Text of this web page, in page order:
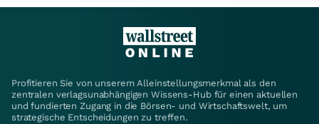
Profitieren Sie von unserem Alleinstellungsmerkmal als den
zentralen verlagsunabhängigen Wissens-Hub für einen aktuellen
und fundierten Zugang in die Börsen- und Wirtschaftswelt, um
strategische Entscheidungen zu treffen.